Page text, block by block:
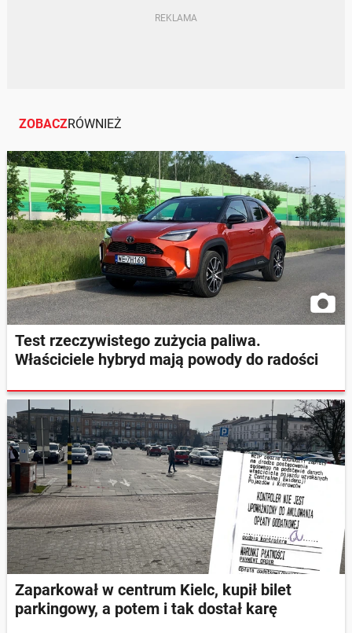
ZOBACZRÓWNIEŻ
Test rzeczywistego zużycia paliwa.
Właściciele hybryd mają powody do radości
Zaparkował w centrum Kielc, kupił bilet
parkingowy, a potem i tak dostał karę